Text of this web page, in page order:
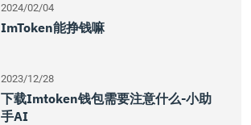
2024/02/04
ImToken能挣钱嘛
2023/12/28
下载imtoken钱包需要注意什么-小助
手AI